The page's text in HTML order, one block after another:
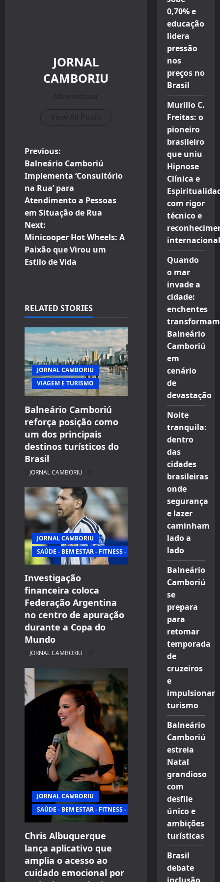
JORNAL
CAMBORIU
Administrator
View All Posts
P
o
s
t
n
a
g
a
t
i
o
n
Previous:
Balneário Camboriú
Implementa ‘Consultório
na Rua’ para
Atendimento a Pessoas
em Situação de Rua
Next:
Minicooper Hot Wheels: A
Paixão que Virou um
Estilo de Vida
RELATED STORIES
JORNAL CAMBORIU
VIAGEM E TURISMO
Balneário Camboriú
reforça posição como
um dos principais
destinos turísticos do
Brasil
JORNAL CAMBORIU
JORNAL CAMBORIU
SAÚDE - BEM ESTAR - FITNESS - ESPORTE
Investigação
financeira coloca
Federação Argentina
no centro de apuração
durante a Copa do
Mundo
JORNAL CAMBORIU
JORNAL CAMBORIU
SAÚDE - BEM ESTAR - FITNESS - ESPORTE
Chris Albuquerque
lança aplicativo que
amplia o acesso ao
cuidado emocional por
0,70% e
educação
lidera
pressão
nos
preços no
Brasil
Murillo C.
Freitas: o
pioneiro
brasileiro
que uniu
Hipnose
Clínica e
com rigor
técnico e
internacional
Quando
o mar
invade a
cidade:
enchentes
transformam
Balneário
Camboriú
em
cenário
de
devastação
Noite
tranquila:
dentro
das
cidades
brasileiras
onde
segurança
e lazer
caminham
lado a
lado
Balneário
Camboriú
se
prepara
para
retomar
temporada
de
cruzeiros
e
impulsionar
turismo
Balneário
Camboriú
estreia
Natal
grandioso
com
desfile
único e
ambições
turísticas
Brasil
debate